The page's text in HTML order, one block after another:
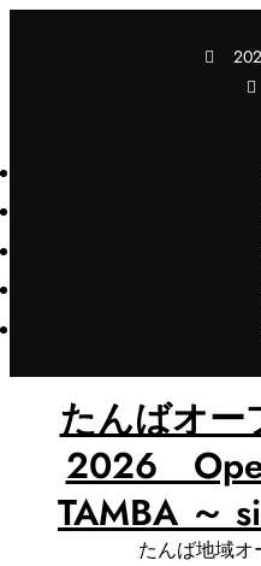
たんばオー
2026
TAMBA ～
たんば地域